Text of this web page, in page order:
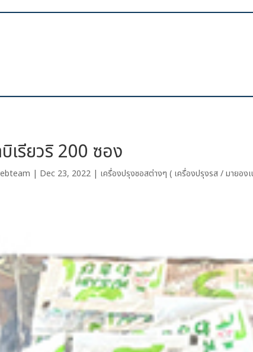
เรียวริ 200 ซอง
| Dec 23, 2022 | เครื่องปรุงซอสต่างๆ ( เครื่องปรุงรส / มายอง